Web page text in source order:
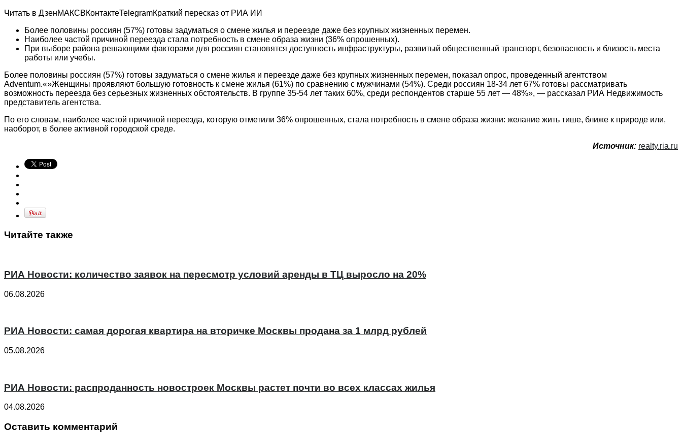
Читать в ДзенМАКСВКонтактеTelegramКраткий пересказ от РИА ИИ
Более половины россиян (57%) готовы задуматься о смене жилья и переезде даже без крупных жизненных перемен.
Наиболее частой причиной переезда стала потребность в смене образа жизни (36% опрошенных).
При выборе района решающими факторами для россиян становятся доступность инфраструктуры, развитый общественный транспорт, безопасность и близость места
работы или учебы.
Более половины россиян (57%) готовы задуматься о смене жилья и переезде даже без крупных жизненных перемен, показал опрос, проведенный агентством
Adventum.«»Женщины проявляют большую готовность к смене жилья (61%) по сравнению с мужчинами (54%). Среди россиян 18-34 лет 67% готовы рассматривать
возможность переезда без серьезных жизненных обстоятельств. В группе 35-54 лет таких 60%, среди респондентов старше 55 лет — 48%», — рассказал РИА Недвижимость
представитель агентства.
По его словам, наиболее частой причиной переезда, которую отметили 36% опрошенных, стала потребность в смене образа жизни: желание жить тише, ближе к природе или,
наоборот, в более активной городской среде.
Источник: realty.ria.ru
Читайте также
РИА Новости: количество заявок на пересмотр условий аренды в ТЦ выросло на 20%
06.08.2026
РИА Новости: самая дорогая квартира на вторичке Москвы продана за 1 млрд рублей
05.08.2026
РИА Новости: распроданность новостроек Москвы растет почти во всех классах жилья
04.08.2026
Оставить комментарий